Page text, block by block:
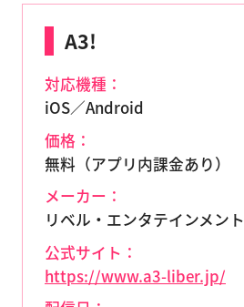
A3!
対応機種：
iOS／Android
価格：
無料（アプリ内課金あり）
メーカー：
リベル・エンタテインメント
公式サイト：
https://www.a3-liber.jp/